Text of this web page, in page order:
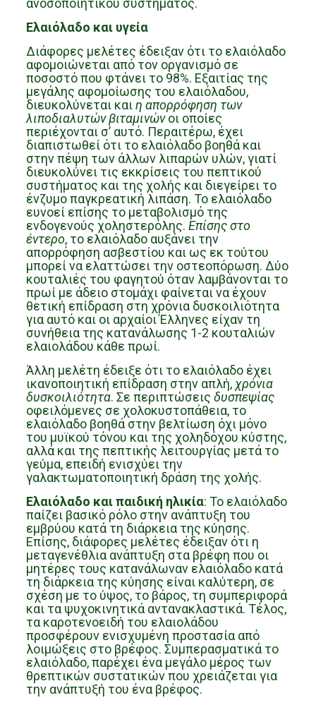
ανοσοποιητικού συστήματος.
Ελαιόλαδο και υγεία
Διάφορες μελέτες έδειξαν ότι το ελαιόλαδο
αφομοιώνεται από τον οργανισμό σε
ποσοστό που φτάνει το 98%. Εξαιτίας της
μεγάλης αφομοίωσης του ελαιόλαδου,
διευκολύνεται καιη απορρόφηση των
λιποδιαλυτών βιταμινώνοι οποίες
περιέχονται σ’ αυτό. Περαιτέρω, έχει
διαπιστωθεί ότι το ελαιόλαδο βοηθά και
στην πέψη των άλλων λιπαρών υλών, γιατί
διευκολύνει τις εκκρίσεις του πεπτικού
συστήματος και της χολής και διεγείρει το
ένζυμο παγκρεατική λιπάση. Το ελαιόλαδο
ευνοεί επίσης το μεταβολισμό της
ενδογενούς χοληστερόλης. Επίσης στο
έντερο, το ελαιόλαδο αυξάνει την
απορρόφηση ασβεστίου και ως εκ τούτου
μπορεί να ελαττώσει την οστεοπόρωση. Δύο
κουταλιές του φαγητού όταν λαμβάνονται το
πρωί με άδειο στομάχι φαίνεται να έχουν
θετική επίδραση στη χρόνια δυσκοιλιότητα
για αυτό και οι αρχαίοι Έλληνες είχαν τη
συνήθεια της κατανάλωσης 1-2 κουταλιών
ελαιολάδου κάθε πρωί.
Άλλη μελέτη έδειξε ότι το ελαιόλαδο έχει
ικανοποιητική επίδραση στην απλή, χρόνια
δυσκοιλιότητα. Σε περιπτώσεις δυσπεψίας
οφειλόμενες σε χολοκυστοπάθεια, το
ελαιόλαδο βοηθά στην βελτίωση όχι μόνο
του μυϊκού τόνου και της χοληδόχου κύστης,
αλλά και της πεπτικής λειτουργίας μετά το
γεύμα, επειδή ενισχύει την
γαλακτωματοποιητική δράση της χολής.
Ελαιόλαδο και παιδική ηλικία: Το ελαιόλαδο
παίζει βασικό ρόλο στην ανάπτυξη του
εμβρύου κατά τη διάρκεια της κύησης.
Επίσης, διάφορες μελέτες έδειξαν ότι η
μεταγενέθλια ανάπτυξη στα βρέφη που οι
μητέρες τους κατανάλωναν ελαιόλαδο κατά
τη διάρκεια της κύησης είναι καλύτερη, σε
σχέση με το ύψος, το βάρος, τη συμπεριφορά
και τα ψυχοκινητικά αντανακλαστικά. Τέλος,
τα καροτενοειδή του ελαιολάδου
προσφέρουν ενισχυμένη προστασία από
λοιμώξεις στο βρέφος. Συμπερασματικά το
ελαιόλαδο, παρέχει ένα μεγάλο μέρος των
θρεπτικών συστατικών που χρειάζεται για
την ανάπτυξή του ένα βρέφος.